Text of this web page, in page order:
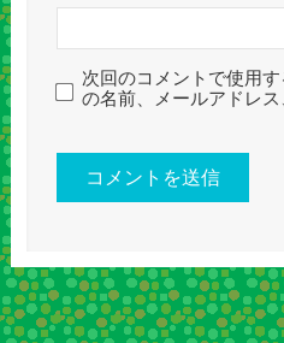
次回のコメントで使用
の名前、メールアドレス